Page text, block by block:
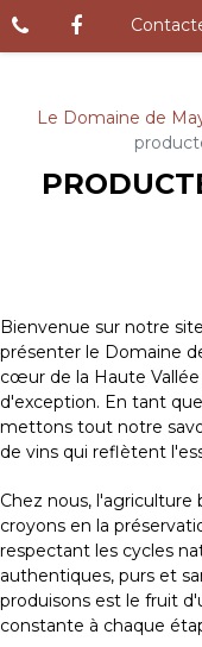
Le Domaine de
Bienvenue sur notre
présenter le Domaine
cœur de la Haute
d'exception. En tant
mettons tout notre
de vins qui reflètent
Chez nous,
croyons en la
respectant les cycles
authentiques, purs et
produisons est le fruit
constante à chaque
Panneau de gestion des